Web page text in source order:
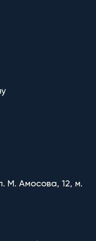
М. Амосова, 12, м.